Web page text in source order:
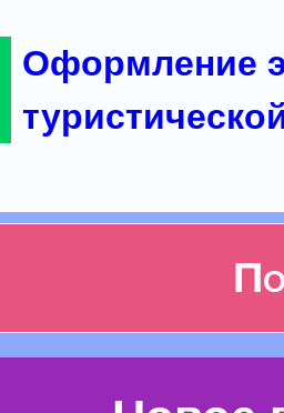
Оформление